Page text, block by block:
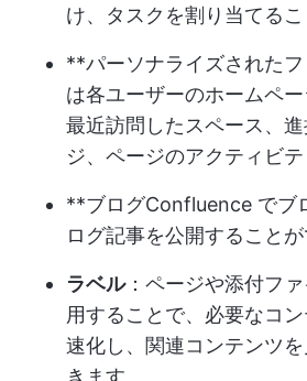
け、タスクを割り当てるこ
**パーソナライズされた
は各ユーザーのホームペー
最近訪問したスペース、
ジ、ページのアクティビテ
**ブログConfluence でブ
ログ記事を公開することが
ラベル：ページや添付フ
用することで、必要なコ
速化し、関連コンテンツ
きます。